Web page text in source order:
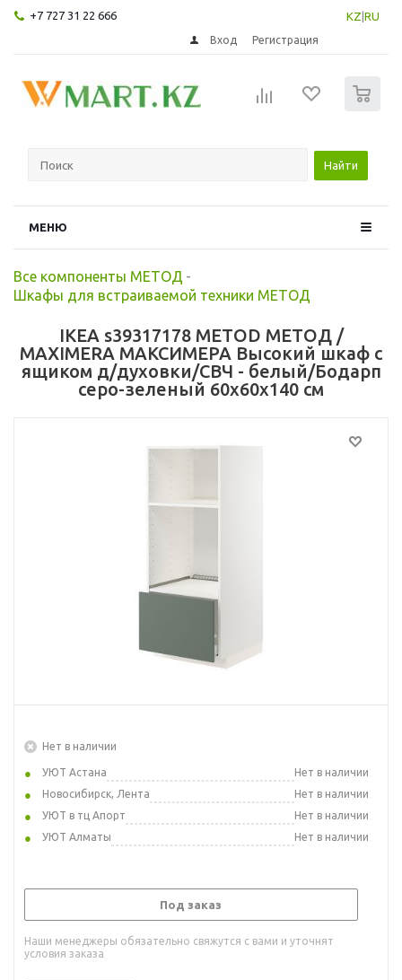
+7 727 31 22 666 KZ RU
Вход Регистрация
Найти
МЕНЮ
Все компоненты МЕТОД -
Шкафы для встраиваемой техники МЕТОД
IKEA s39317178 METOD МЕТОД /
MAXIMERA МАКСИМЕРА Высокий шкаф с
ящиком д/духовки/СВЧ - белый/Бодарп
серо-зеленый 60x60x140 см
Нет в наличии
УЮТ Астана
Нет в наличии
Новосибирск, Лента
Нет в наличии
УЮТ в тц Апорт
Нет в наличии
УЮТ Алматы
Нет в наличии
Под заказ
Наши менеджеры обязательно свяжутся с вами и уточнят
условия заказа